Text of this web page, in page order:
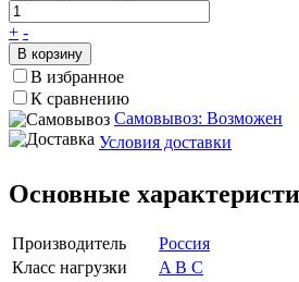
+ -
В корзину
В избранное
К сравнению
Самовывоз: Возможен
Условия доставки
Основные
Производитель
Россия
Класс нагрузки
A B C